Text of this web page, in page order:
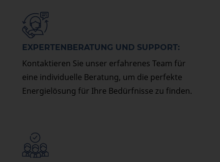
EXPERTENBERATUNG UND SUPPORT:
Kontaktieren Sie unser erfahrenes Team für
eine individuelle Beratung, um die perfekte
Energielösung für Ihre Bedürfnisse zu finden.